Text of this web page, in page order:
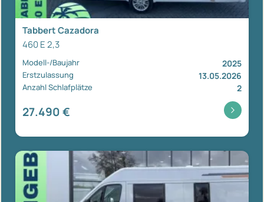
Tabbert Cazadora
460 E 2,3
Modell-/Baujahr 2025
Erstzulassung 13.05.2026
Anzahl Schlafplätze 2
27.490 €